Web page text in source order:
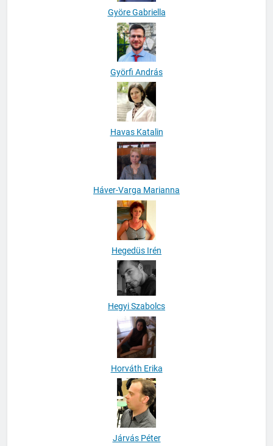
Györe Gabriella
Györfi András
Havas Katalin
Háver-Varga Marianna
Hegedüs Irén
Hegyi Szabolcs
Horváth Erika
Járvás Péter